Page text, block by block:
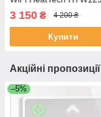
3 150 ₴ 4 200 ₴
Купити
Акційні
–5%